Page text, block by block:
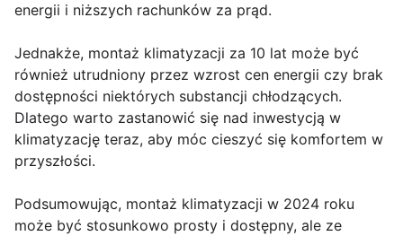
energii i niższych rachunków za prąd.
Jednakże, montaż klimatyzacji za 10 lat może być
również utrudniony przez wzrost cen energii czy brak
dostępności niektórych substancji chłodzących.
Dlatego warto zastanowić się nad inwestycją w
klimatyzację teraz, aby móc cieszyć się komfortem w
przyszłości.
Podsumowując, montaż klimatyzacji w 2024 roku
może być stosunkowo prosty i dostępny, ale ze